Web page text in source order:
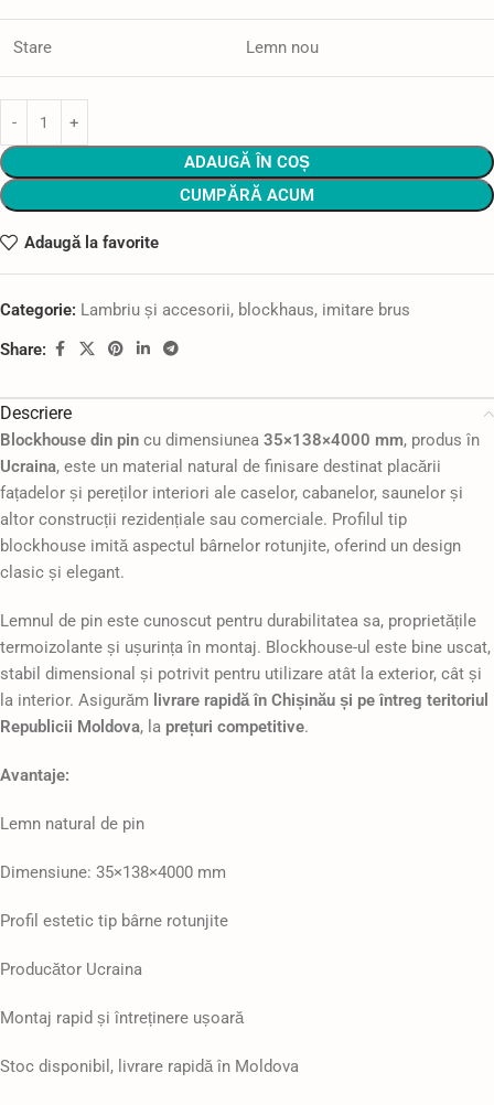
Stare Lemn nou
ADAUGĂ ÎN COȘ
CUMPĂRĂ ACUM
Adaugă la favorite
Categorie: Lambriu și accesorii, blockhaus, imitare brus
Share:
Descriere
Blockhouse din pin cu dimensiunea 35×138×4000 mm, produs în
Ucraina, este un material natural de finisare destinat placării
fațadelor și pereților interiori ale caselor, cabanelor, saunelor și
altor construcții rezidențiale sau comerciale. Profilul tip
blockhouse imită aspectul bârnelor rotunjite, oferind un design
clasic și elegant.
Lemnul de pin este cunoscut pentru durabilitatea sa, proprietățile
termoizolante și ușurința în montaj. Blockhouse-ul este bine uscat,
stabil dimensional și potrivit pentru utilizare atât la exterior, cât și
la interior. Asigurăm livrare rapidă în Chișinău și pe întreg teritoriul
Republicii Moldova, la prețuri competitive.
Avantaje:
Lemn natural de pin
Dimensiune: 35×138×4000 mm
Profil estetic tip bârne rotunjite
Producător Ucraina
Montaj rapid și întreținere ușoară
Stoc disponibil, livrare rapidă în Moldova